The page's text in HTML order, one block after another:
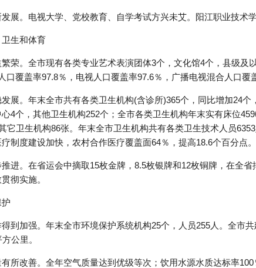
展。电视大学、党校教育、自学考试方兴未艾。阳江职业技术
生和体育
荣。全市现有各类专业艺术表演团体3个，文化馆4个，县级
口覆盖率97.8％，电视人口覆盖率97.6％，广播电视混合人口覆
展。年末全市共有各类卫生机构(含诊所)365个，同比增加24
4个，其他卫生机构252个；全市各类卫生机构年末实有床位
它卫生机构86张。年末全市卫生机构共有各类卫生技术人员
制度建设加快，农村合作医疗覆盖面64％，提高18.6个百分点。
进。在省运会中摘取15枚金牌，8.5枚银牌和12枚铜牌，在全
彻实施。
到加强。年末全市环境保护系统机构25个，人员255人。全市
公里。
所改善。全年空气质量达到优级等次；饮用水源水质达标率